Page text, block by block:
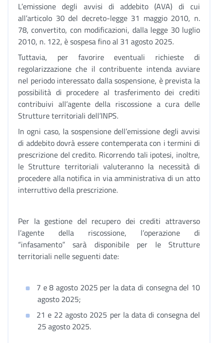
L’emissione degli avvisi di addebito (AVA) di cui
all’articolo 30 del decreto-legge 31 maggio 2010, n.
78, convertito, con modificazioni, dalla legge 30 luglio
2010, n. 122, è sospesa fino al 31 agosto 2025.
Tuttavia, per favorire eventuali richieste di
regolarizzazione che il contribuente intenda avviare
nel periodo interessato dalla sospensione, è prevista la
possibilità di procedere al trasferimento dei crediti
contribuivi all’agente della riscossione a cura delle
Strutture territoriali dell’INPS.
In ogni caso, la sospensione dell’emissione degli avvisi
di addebito dovrà essere contemperata con i termini di
prescrizione del credito. Ricorrendo tali ipotesi, inoltre,
le Strutture territoriali valuteranno la necessità di
procedere alla notifica in via amministrativa di un atto
interruttivo della prescrizione.
Per la gestione del recupero dei crediti attraverso
l’agente della riscossione, l’operazione di
“infasamento” sarà disponibile per le Strutture
territoriali nelle seguenti date:
7 e 8 agosto 2025 per la data di consegna del 10
agosto 2025;
21 e 22 agosto 2025 per la data di consegna del
25 agosto 2025.